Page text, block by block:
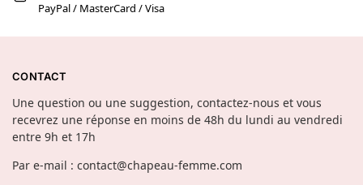
PayPal / MasterCard / Visa
CONTACT
Une question ou une suggestion, contactez-nous et vous
recevrez une réponse en moins de 48h du lundi au vendredi
entre 9h et 17h
Par e-mail : contact@chapeau-femme.com